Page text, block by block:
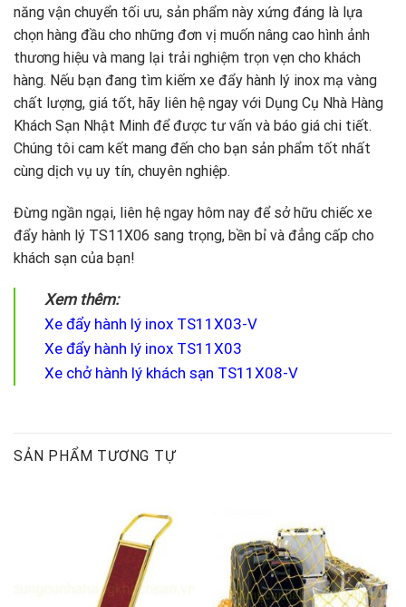
năng vận chuyển tối ưu, sản phẩm này xứng đáng là lựa
chọn hàng đầu cho những đơn vị muốn nâng cao hình ảnh
thương hiệu và mang lại trải nghiệm trọn vẹn cho khách
hàng. Nếu bạn đang tìm kiếm xe đẩy hành lý inox mạ vàng
chất lượng, giá tốt, hãy liên hệ ngay với Dụng Cụ Nhà Hàng
Khách Sạn Nhật Minh để được tư vấn và báo giá chi tiết.
Chúng tôi cam kết mang đến cho bạn sản phẩm tốt nhất
cùng dịch vụ uy tín, chuyên nghiệp.
Đừng ngần ngại, liên hệ ngay hôm nay để sở hữu chiếc xe
đẩy hành lý TS11X06 sang trọng, bền bỉ và đẳng cấp cho
khách sạn của bạn!
Xem thêm:
Xe đẩy hành lý inox TS11X03-V
Xe đẩy hành lý inox TS11X03
Xe chở hành lý khách sạn TS11X08-V
SẢN PHẨM TƯƠNG TỰ